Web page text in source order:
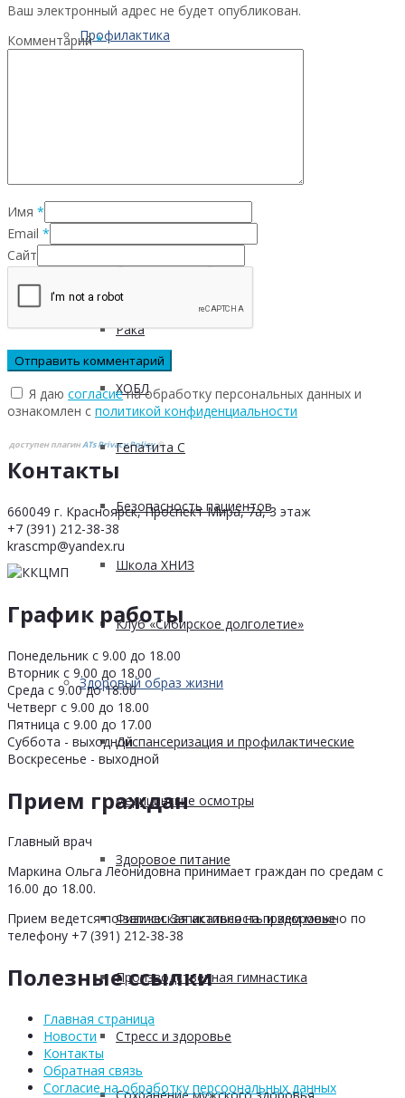
Профилактика
Сахарного диабета
Рака
ХОБЛ
Гепатита С
Безопасность пациентов
Школа ХНИЗ
Клуб «Сибирское долголетие»
Здоровый образ жизни
Диспансеризация и профилактические
медицинские осмотры
Здоровое питание
Физическая активность и здоровье
Производственная гимнастика
Стресс и здоровье
Ваш электронный адрес не будет опубликован.
Комментарий*
Имя *
Email *
Сайт
Я даю согласиена обработку персональных данных и
ознакомлен с политикой конфиденциальности
доступен плагинATs Privacy Policy©
Контакты
660049 г. Красноярск, Проспект Мира, 7а, 3 этаж
+7 (391) 212-38-38
krascmp@yandex.ru
График работы
Понедельник с 9.00 до 18.00
Вторник с 9.00 до 18.00
Среда с 9.00 до 18.00
Четверг с 9.00 до 18.00
Пятница с 9.00 до 17.00
Суббота - выходной
Воскресенье - выходной
Прием граждан
Главный врач
Маркина Ольга Леонидовна принимает граждан по средам с
16.00 до 18.00.
Прием ведется по записи. Записаться на прием можно по
телефону +7 (391) 212-38-38
Полезные ссылки
Главная страница
Новости
Контакты
Обратная связь
Согласие на обработку персоональных данных